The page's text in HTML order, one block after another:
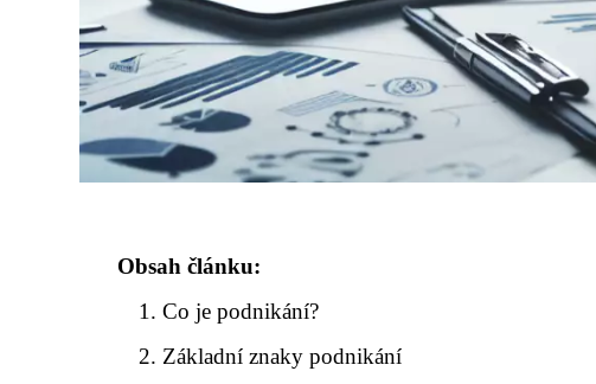
Obsah článku:
Co je podnikání?
Základní znaky podnikání